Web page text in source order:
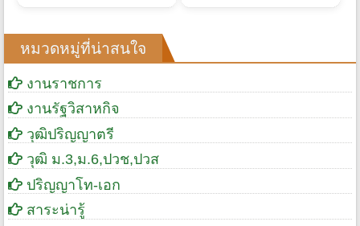
หมวดหมู่ที่น่าสนใจ
งานราชการ
งานรัฐวิสาหกิจ
วุฒิปริญญาตรี
วุฒิ ม.3,ม.6,ปวช,ปวส
ปริญญาโท-เอก
สาระน่ารู้